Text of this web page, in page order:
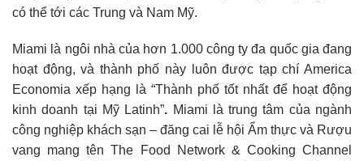
có thể tới các Trung và Nam Mỹ.
Miami là ngôi nhà của hơn 1.000 công ty đa quốc gia đang
hoạt động, và thành phố này luôn được tạp chí America
Economia xếp hạng là “Thành phố tốt nhất để hoạt động
kinh doanh tại Mỹ Latinh”. Miami là trung tâm của ngành
công nghiệp khách sạn – đăng cai lễ hội Ẩm thực và Rượu
vang mang tên The Food Network & Cooking Channel